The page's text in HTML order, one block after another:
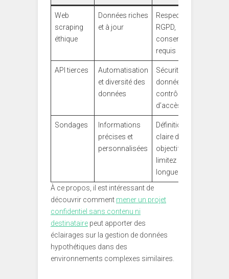
Web
scraping
éthique
Données riches
et à jour
Respect strict
RGPD,
consentement
requis
API tierces
Automatisation
et diversité des
données
Sécurité des
données et
contrôle
d’accès
Sondages
Informations
précises et
personnalisées
Définition
claire des
objectifs,
limitez la
longueur
À ce propos, il est intéressant de
découvrir comment mener un projet
confidentiel sans contenu ni
destinataire peut apporter des
éclairages sur la gestion de données
hypothétiques dans des
environnements complexes similaires.